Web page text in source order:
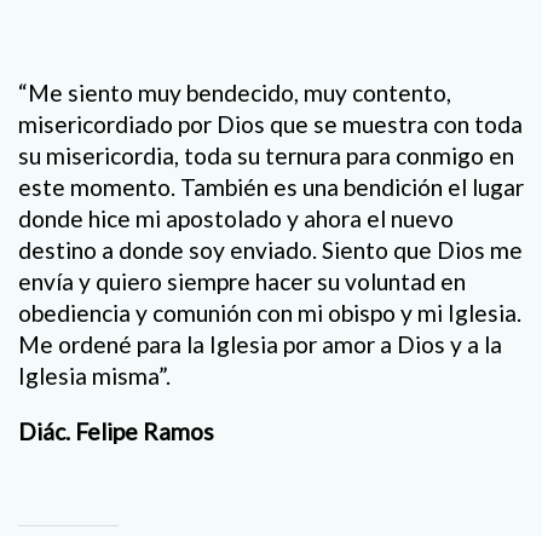
“Me siento muy bendecido, muy contento,
misericordiado por Dios que se muestra con toda
su misericordia, toda su ternura para conmigo en
este momento. También es una bendición el lugar
donde hice mi apostolado y ahora el nuevo
destino a donde soy enviado. Siento que Dios me
envía y quiero siempre hacer su voluntad en
obediencia y comunión con mi obispo y mi Iglesia.
Me ordené para la Iglesia por amor a Dios y a la
Iglesia misma”.
Diác. Felipe Ramos